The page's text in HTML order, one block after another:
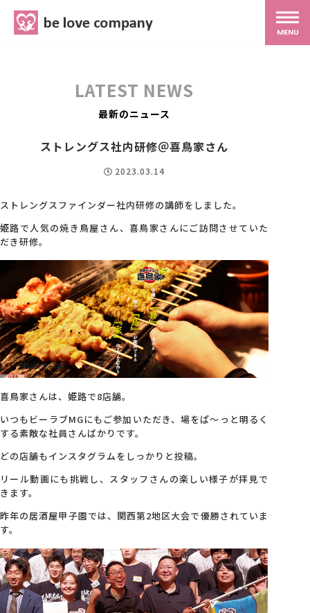
MENU
MG研修
スタッフ紹介
最新ブログ
会社概要
採用情報
お問い合わせ
LATEST NEWS
最新のニュース
ストレングス社内研修＠喜鳥家さん
2023.03.14
ストレングスファインダー社内研修の講師をしました。
姫路で人気の焼き鳥屋さん、喜鳥家さんにご訪問させていた
だき研修。
喜鳥家さんは、姫路で8店舗。
いつもビーラブMGにもご参加いただき、場をぱ～っと明るく
する素敵な社員さんばかりです。
どの店舗もインスタグラムをしっかりと投稿。
リール動画にも挑戦し、スタッフさんの楽しい様子が拝見で
きます。
昨年の居酒屋甲子園では、関西第2地区大会で優勝されていま
す。